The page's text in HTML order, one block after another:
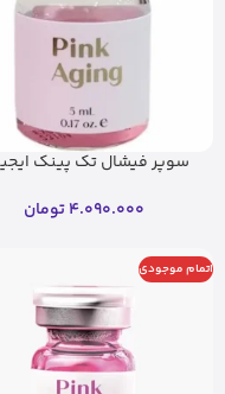
سوپر فیشال تک پینک
4.090.000 تومان
اتمام موجودی